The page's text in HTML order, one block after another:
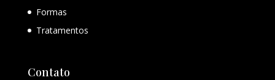
Formas
Tratamentos
Contato